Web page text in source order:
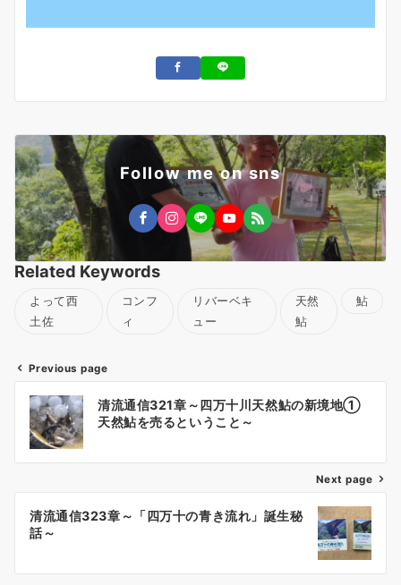
Follow me on sns
Related Keywords
よって西
土佐
コンフ
ィ
リバーベキ
ュー
天然
鮎
鮎
投
稿
ナ
ビ
シ
ョ
ン
Previous page
清流通信321章～四万十川天然鮎の新境地①
天然鮎を売るということ～
Next page
清流通信323章～「四万十の青き流れ」誕生秘
話～